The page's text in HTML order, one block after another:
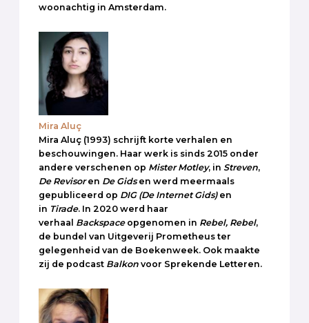
woonachtig in Amsterdam.
Mira Aluç
Mira Aluç (1993) schrijft korte verhalen en
beschouwingen. Haar werk is sinds 2015 onder
andere verschenen op Mister Motley, in Streven,
De Revisoren De Gidsen werd meermaals
gepubliceerd op DIG (De Internet Gids)en
in Tirade. In 2020 werd haar
verhaal Backspaceopgenomen in Rebel, Rebel,
de bundel van Uitgeverij Prometheus ter
gelegenheid van de Boekenweek. Ook maakte
zij de podcast Balkon voor Sprekende Letteren.